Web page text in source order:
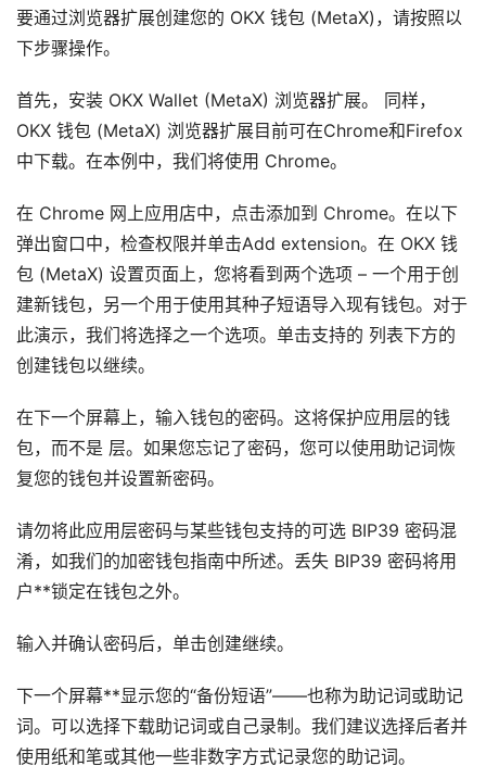
要通过浏览器扩展创建您的 OKX 钱包 (MetaX)，请按照以
下步骤操作。
首先，安装 OKX Wallet (MetaX) 浏览器扩展。 同样，
OKX 钱包 (MetaX) 浏览器扩展目前可在Chrome和Firefox
中下载。在本例中，我们将使用 Chrome。
在 Chrome 网上应用店中，点击添加到 Chrome。在以下
弹出窗口中，检查权限并单击Add extension。在 OKX 钱
包 (MetaX) 设置页面上，您将看到两个选项 – 一个用于创
建新钱包，另一个用于使用其种子短语导入现有钱包。对于
此演示，我们将选择之一个选项。单击支持的 列表下方的
创建钱包以继续。
在下一个屏幕上，输入钱包的密码。这将保护应用层的钱
包，而不是 层。如果您忘记了密码，您可以使用助记词恢
复您的钱包并设置新密码。
请勿将此应用层密码与某些钱包支持的可选 BIP39 密码混
淆，如我们的加密钱包指南中所述。丢失 BIP39 密码将用
户**锁定在钱包之外。
输入并确认密码后，单击创建继续。
下一个屏幕**显示您的“备份短语”——也称为助记词或助记
词。可以选择下载助记词或自己录制。我们建议选择后者并
使用纸和笔或其他一些非数字方式记录您的助记词。